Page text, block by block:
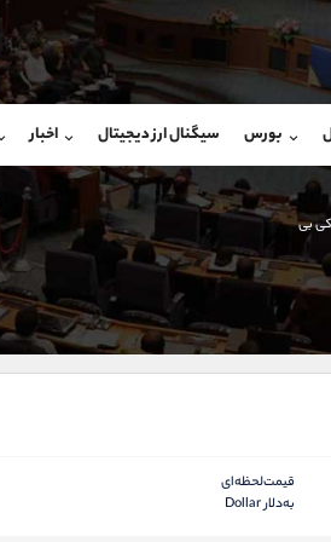
بورس سیگنال ارز دیجیتال اخبار
بی
قیمت‌لحظه‌ای
به‌دلار Dollar
شروع گفتگو
@Armteam_admin_103
103 داخلی